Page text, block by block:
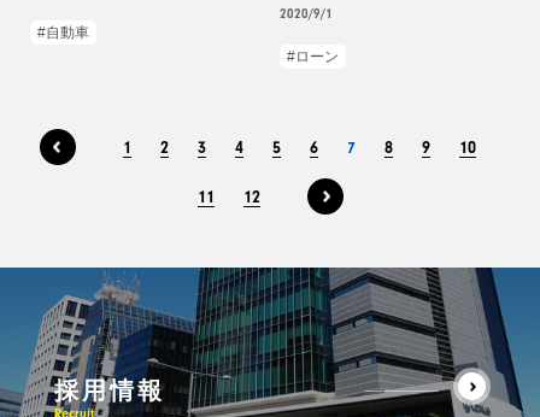
自動車
2020/9/1
ローン
1 2 3 4 5 6 7 8 9 10
11 12
採用情報